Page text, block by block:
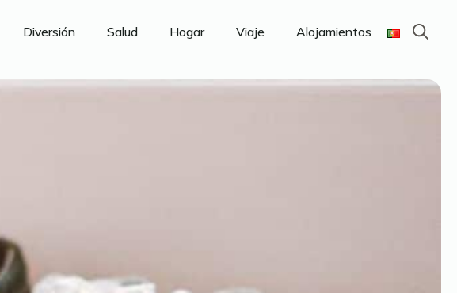
Diversión Salud Hogar Viaje Alojamientos
for: